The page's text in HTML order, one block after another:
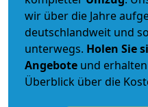
wir über die Jahre
deutschlandweit und
unterwegs. Holen Sie
Angebote und
Überblick über die